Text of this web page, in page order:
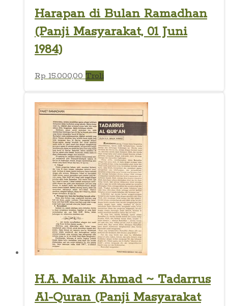
Harapan di Bulan Ramadhan
(Panji Masyarakat, 01 Juni
1984)
Rp15.000,00 Troli
H.A. Malik Ahmad ~ Tadarrus
Al-Quran (Panji Masyarakat